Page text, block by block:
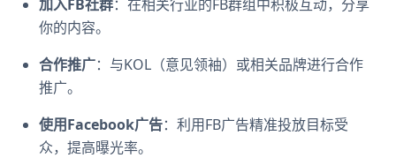
加入FB社群：在相关行业的FB群组中积极互动，分享
你的内容。
合作推广：与KOL（意见领袖）或相关品牌进行合作
推广。
使用Facebook广告：利用FB广告精准投放目标受
众，提高曝光率。